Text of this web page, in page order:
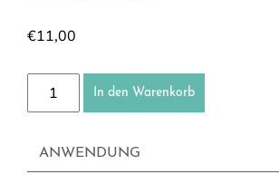
€11,00
Hygiene Handgel 100 ml (begrenzt
In den Warenkorb
ANWENDUNG